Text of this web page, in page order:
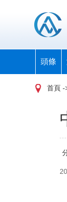
頭條
首頁 -